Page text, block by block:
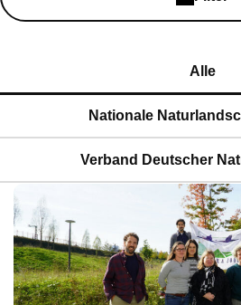
Alle
Nationale
Verband Deutscher